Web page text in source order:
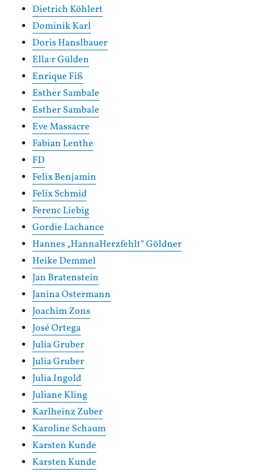
Dietrich Köhlert
Dominik Karl
Doris Hanslbauer
Ella:r Gülden
Enrique Fiß
Esther Sambale
Esther Sambale
Eve Massacre
Fabian Lenthe
FD
Felix Benjamin
Felix Schmid
Ferenc Liebig
Gordie Lachance
Hannes „HannaHerzfehlt“ Göldner
Heike Demmel
Jan Bratenstein
Janina Ostermann
Joachim Zons
José Ortega
Julia Gruber
Julia Gruber
Julia Ingold
Juliane Kling
Karlheinz Zuber
Karoline Schaum
Karsten Kunde
Karsten Kunde